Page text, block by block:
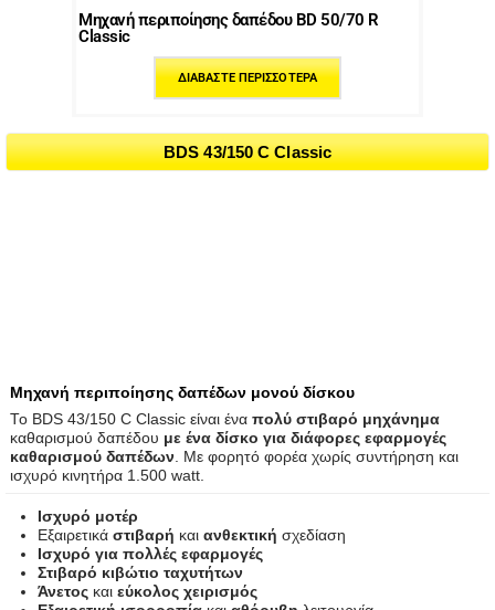
Μηχανή περιποίησης δαπέδου BD 50/70 R
Classic
ΔΙΑΒΆΣΤΕ ΠΕΡΙΣΣΌΤΕΡΑ
BDS 43/150 C Classic
Μηχανή περιποίησης δαπέδων μονού δίσκου
Το BDS 43/150 C Classic είναι ένα πολύ στιβαρό μηχάνημα
καθαρισμού δαπέδου με ένα δίσκο για διάφορες εφαρμογές
καθαρισμού δαπέδων. Με φορητό φορέα χωρίς συντήρηση και
ισχυρό κινητήρα 1.500 watt.
Ισχυρό μοτέρ
Εξαιρετικά στιβαρή και ανθεκτική σχεδίαση
Ισχυρό για πολλές εφαρμογές
Στιβαρό κιβώτιο ταχυτήτων
Άνετος και εύκολος χειρισμός